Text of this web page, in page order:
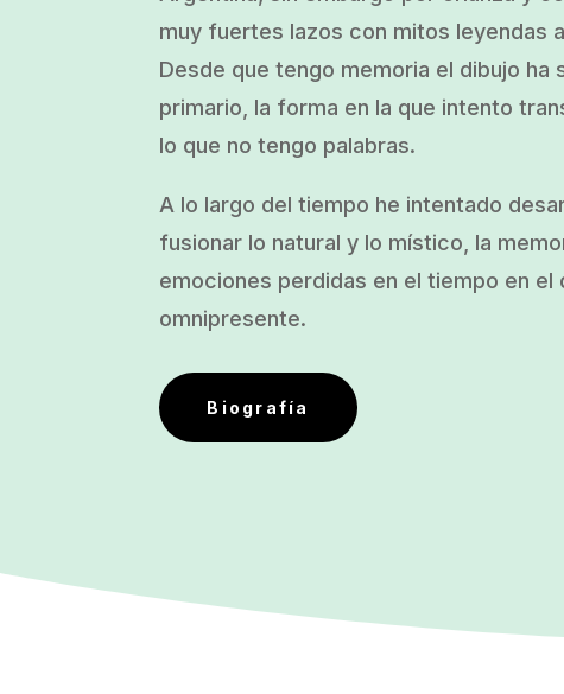
muy fuertes lazos con mitos leyendas
Desde que tengo memoria el dibujo ha
primario, la forma en la que intento
lo que no tengo palabras.
A lo largo del tiempo he intentado
fusionar lo natural y lo místico, la
emociones perdidas en el tiempo en el
omnipresente.
Biografía